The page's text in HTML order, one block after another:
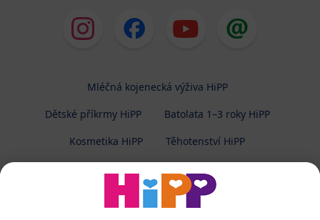
Mléčná kojenecká výživa HiPP
Dětské příkrmy HiPP
Batolata 1–3 roky HiPP
Kosmetika HiPP
Těhotenství HiPP
Ochrana osobních údajů